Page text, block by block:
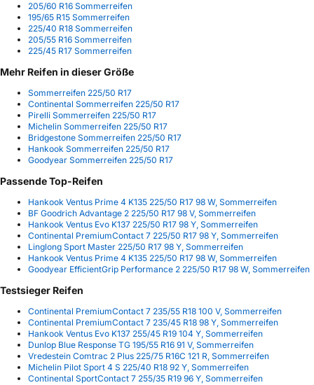
205/60 R16 Sommerreifen
195/65 R15 Sommerreifen
225/40 R18 Sommerreifen
205/55 R16 Sommerreifen
225/45 R17 Sommerreifen
Mehr Reifen in dieser Größe
Sommerreifen 225/50 R17
Continental Sommerreifen 225/50 R17
Pirelli Sommerreifen 225/50 R17
Michelin Sommerreifen 225/50 R17
Bridgestone Sommerreifen 225/50 R17
Hankook Sommerreifen 225/50 R17
Goodyear Sommerreifen 225/50 R17
Passende Top-Reifen
Hankook Ventus Prime 4 K135 225/50 R17 98 W, Sommerreifen
BF Goodrich Advantage 2 225/50 R17 98 V, Sommerreifen
Hankook Ventus Evo K137 225/50 R17 98 Y, Sommerreifen
Continental PremiumContact 7 225/50 R17 98 Y, Sommerreifen
Linglong Sport Master 225/50 R17 98 Y, Sommerreifen
Hankook Ventus Prime 4 K135 225/50 R17 98 W, Sommerreifen
Goodyear EfficientGrip Performance 2 225/50 R17 98 W, Sommerreifen
Testsieger Reifen
Continental PremiumContact 7 235/55 R18 100 V, Sommerreifen
Continental PremiumContact 7 235/45 R18 98 Y, Sommerreifen
Hankook Ventus Evo K137 255/45 R19 104 Y, Sommerreifen
Dunlop Blue Response TG 195/55 R16 91 V, Sommerreifen
Vredestein Comtrac 2 Plus 225/75 R16C 121 R, Sommerreifen
Michelin Pilot Sport 4 S 225/40 R18 92 Y, Sommerreifen
Continental SportContact 7 255/35 R19 96 Y, Sommerreifen